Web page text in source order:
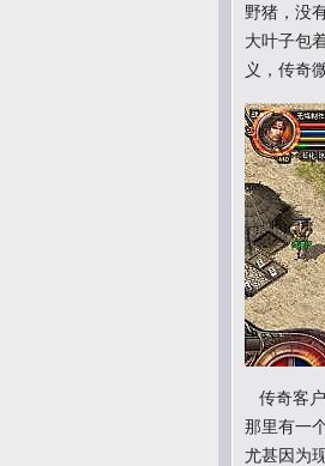
野猪，没
大叶子包
义，传奇
传奇客户
那里有一
尤甚因为